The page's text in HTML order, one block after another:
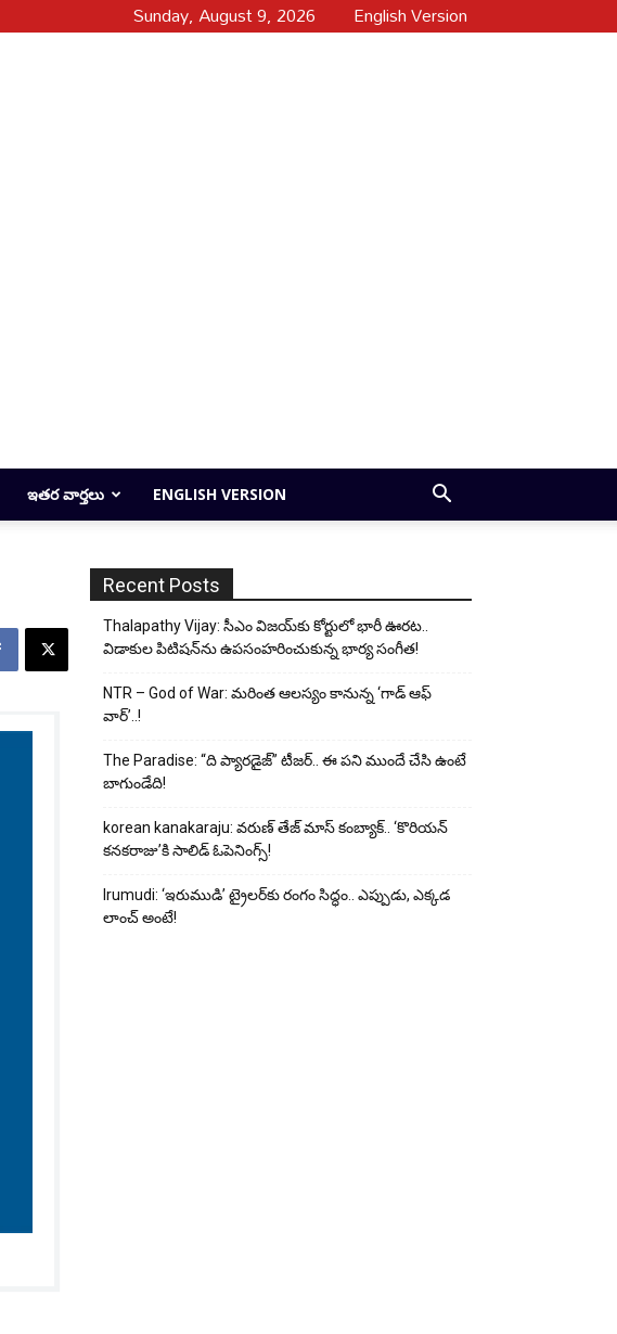
Sunday, August 9, 2026 English Version
ఇతర వార్తలు ENGLISH VERSION
Recent Posts
Thalapathy Vijay: సీఎం విజయ్‌కు కోర్టులో భారీ ఊరట..
విడాకుల పిటిషన్‌ను ఉపసంహరించుకున్న భార్య సంగీత!
NTR – God of War: మరింత ఆలస్యం కానున్న ‘గాడ్ ఆఫ్
వార్’..!
The Paradise: “ది ప్యారడైజ్” టీజర్.. ఈ పని ముందే చేసి ఉంటే
బాగుండేది!
korean kanakaraju: వరుణ్ తేజ్ మాస్ కంబ్యాక్.. ‘కొరియన్
కనకరాజు’కి సాలిడ్ ఓపెనింగ్స్!
Irumudi: ‘ఇరుముడి’ ట్రైలర్‌కు రంగం సిద్ధం.. ఎప్పుడు, ఎక్కడ
లాంచ్ అంటే!